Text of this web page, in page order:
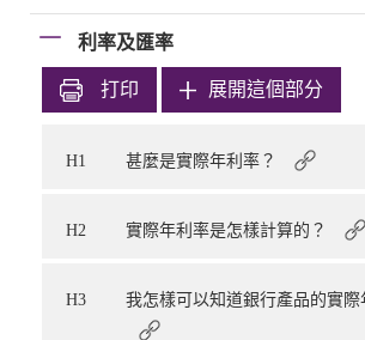
利率及匯率
打印 展開這個部分
H1 甚麼是實際年利率？
H2 實際年利率是怎樣計算的？
H3 我怎樣可以知道銀行產品的實際